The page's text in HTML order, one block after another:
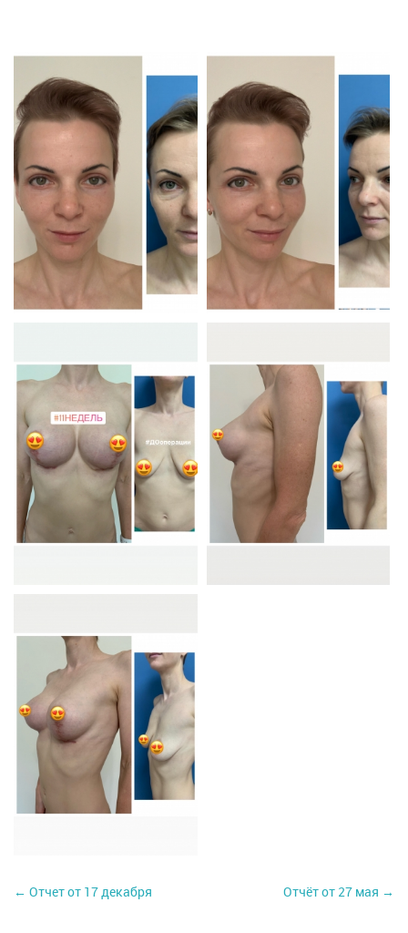
← Отчет от 17 декабря Отчёт от 27 мая →